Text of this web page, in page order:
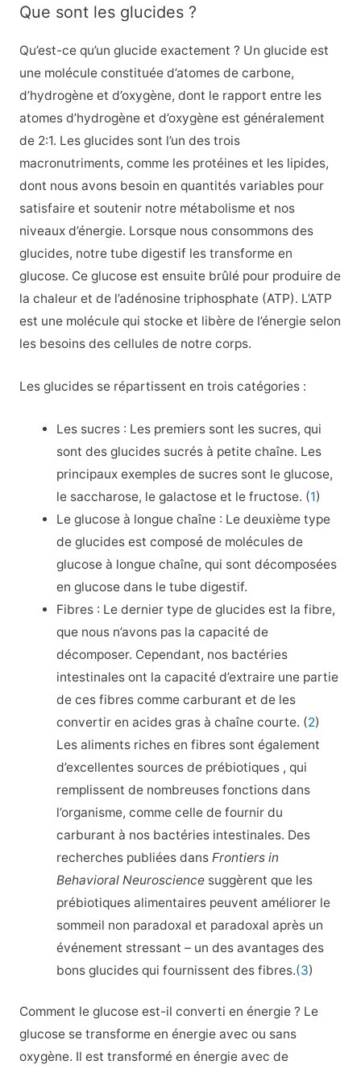
Que sont les glucides ?
Qu’est-ce qu’un glucide exactement ? Un glucide est
une molécule constituée d’atomes de carbone,
d’hydrogène et d’oxygène, dont le rapport entre les
atomes d’hydrogène et d’oxygène est généralement
de 2:1. Les glucides sont l’un des trois
macronutriments, comme les protéines et les lipides,
dont nous avons besoin en quantités variables pour
satisfaire et soutenir notre métabolisme et nos
niveaux d’énergie. Lorsque nous consommons des
glucides, notre tube digestif les transforme en
glucose. Ce glucose est ensuite brûlé pour produire de
la chaleur et de l’adénosine triphosphate (ATP). L’ATP
est une molécule qui stocke et libère de l’énergie selon
les besoins des cellules de notre corps.
Les glucides se répartissent en trois catégories :
Les sucres : Les premiers sont les sucres, qui
sont des glucides sucrés à petite chaîne. Les
principaux exemples de sucres sont le glucose,
le saccharose, le galactose et le fructose. (1)
Le glucose à longue chaîne : Le deuxième type
de glucides est composé de molécules de
glucose à longue chaîne, qui sont décomposées
en glucose dans le tube digestif.
Fibres : Le dernier type de glucides est la fibre,
que nous n’avons pas la capacité de
décomposer. Cependant, nos bactéries
intestinales ont la capacité d’extraire une partie
de ces fibres comme carburant et de les
convertir en acides gras à chaîne courte. (2)
Les aliments riches en fibres sont également
d’excellentes sources de prébiotiques , qui
remplissent de nombreuses fonctions dans
l’organisme, comme celle de fournir du
carburant à nos bactéries intestinales. Des
recherches publiées dans Frontiers in
Behavioral Neuroscience suggèrent que les
prébiotiques alimentaires peuvent améliorer le
sommeil non paradoxal et paradoxal après un
événement stressant – un des avantages des
bons glucides qui fournissent des fibres.(3)
Comment le glucose est-il converti en énergie ? Le
glucose se transforme en énergie avec ou sans
oxygène. Il est transformé en énergie avec de